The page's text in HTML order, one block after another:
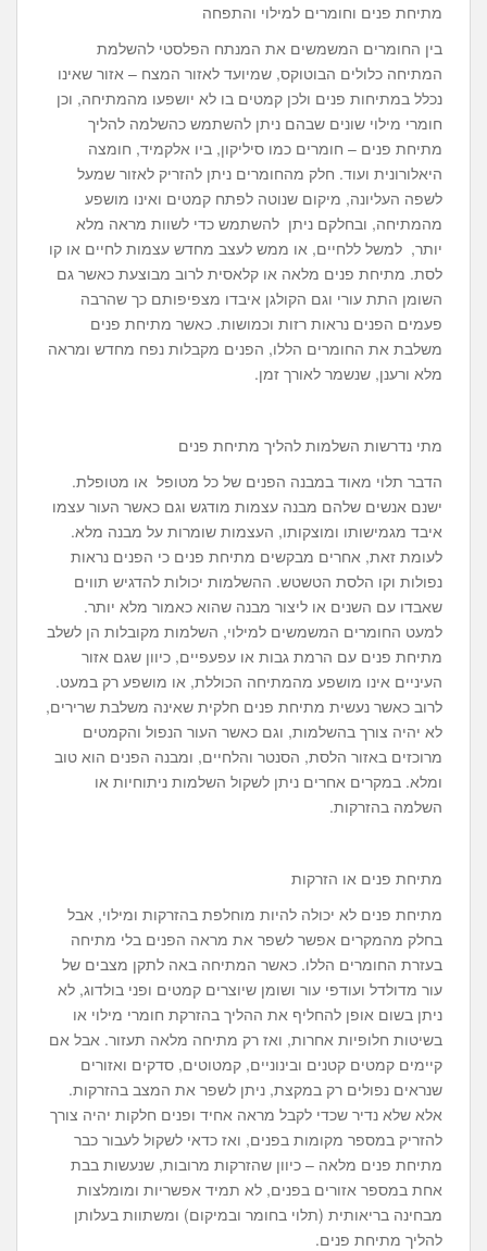
מתיחת פנים וחומרים למילוי והתפחה
בין החומרים המשמשים את המנתח הפלסטי להשלמת
המתיחה כלולים הבוטוקס, שמיועד לאזור המצח – אזור שאינו
נכלל במתיחות פנים ולכן קמטים בו לא יושפעו מהמתיחה, וכן
חומרי מילוי שונים שבהם ניתן להשתמש כהשלמה להליך
מתיחת פנים – חומרים כמו סיליקון, ביו אלקמיד, חומצה
היאלורונית ועוד. חלק מהחומרים ניתן להזריק לאזור שמעל
לשפה העליונה, מיקום שנוטה לפתח קמטים ואינו מושפע
מהמתיחה, ובחלקם ניתן להשתמש כדי לשוות מראה מלא
יותר, למשל ללחיים, או ממש לעצב מחדש עצמות לחיים או קו
לסת. מתיחת פנים מלאה או קלאסית לרוב מבוצעת כאשר גם
השומן התת עורי וגם הקולגן איבדו מצפיפותם כך שהרבה
פעמים הפנים נראות רזות וכמושות. כאשר מתיחת פנים
משלבת את החומרים הללו, הפנים מקבלות נפח מחדש ומראה
מלא ורענן, שנשמר לאורך זמן.
מתי נדרשות השלמות להליך מתיחת פנים
הדבר תלוי מאוד במבנה הפנים של כל מטופל או מטופלת.
ישנם אנשים שלהם מבנה עצמות מודגש וגם כאשר העור עצמו
איבד מגמישותו ומוצקותו, העצמות שומרות על מבנה מלא.
לעומת זאת, אחרים מבקשים מתיחת פנים כי הפנים נראות
נפולות וקו הלסת הטשטש. ההשלמות יכולות להדגיש תווים
שאבדו עם השנים או ליצור מבנה שהוא כאמור מלא יותר.
למעט החומרים המשמשים למילוי, השלמות מקובלות הן לשלב
מתיחת פנים עם הרמת גבות או עפעפיים, כיוון שגם אזור
העיניים אינו מושפע מהמתיחה הכוללת, או מושפע רק במעט.
לרוב כאשר נעשית מתיחת פנים חלקית שאינה משלבת שרירים,
לא יהיה צורך בהשלמות, וגם כאשר העור הנפול והקמטים
מרוכזים באזור הלסת, הסנטר והלחיים, ומבנה הפנים הוא טוב
ומלא. במקרים אחרים ניתן לשקול השלמות ניתוחיות או
השלמה בהזרקות.
מתיחת פנים או הזרקות
מתיחת פנים לא יכולה להיות מוחלפת בהזרקות ומילוי, אבל
בחלק מהמקרים אפשר לשפר את מראה הפנים בלי מתיחה
בעזרת החומרים הללו. כאשר המתיחה באה לתקן מצבים של
עור מדולדל ועודפי עור ושומן שיוצרים קמטים ופני בולדוג, לא
ניתן בשום אופן להחליף את ההליך בהזרקת חומרי מילוי או
בשיטות חלופיות אחרות, ואז רק מתיחה מלאה תעזור. אבל אם
קיימים קמטים קטנים ובינוניים, קמטוטים, סדקים ואזורים
שנראים נפולים רק במקצת, ניתן לשפר את המצב בהזרקות.
אלא שלא נדיר שכדי לקבל מראה אחיד ופנים חלקות יהיה צורך
להזריק במספר מקומות בפנים, ואז כדאי לשקול לעבור כבר
מתיחת פנים מלאה – כיוון שהזרקות מרובות, שנעשות בבת
אחת במספר אזורים בפנים, לא תמיד אפשריות ומומלצות
מבחינה בריאותית (תלוי בחומר ובמיקום) ומשתוות בעלותן
להליך מתיחת פנים.